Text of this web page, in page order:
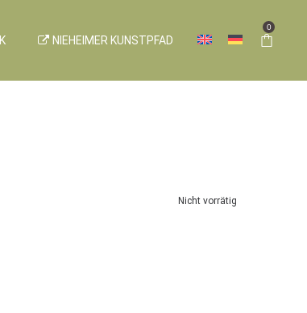
NIEHEIMER KUNSTPFAD
0
Nicht vorrätig